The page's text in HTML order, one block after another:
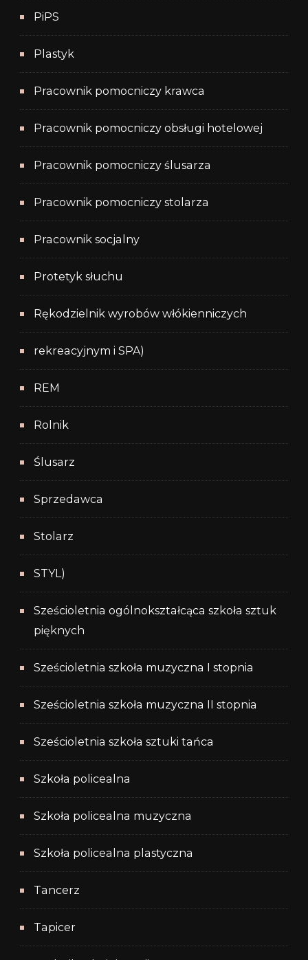
PiPS
Plastyk
Pracownik pomocniczy krawca
Pracownik pomocniczy obsługi hotelowej
Pracownik pomocniczy ślusarza
Pracownik pomocniczy stolarza
Pracownik socjalny
Protetyk słuchu
Rękodzielnik wyrobów włókienniczych
rekreacyjnym i SPA)
REM
Rolnik
Ślusarz
Sprzedawca
Stolarz
STYL)
Sześcioletnia ogólnokształcąca szkoła sztuk
pięknych
Sześcioletnia szkoła muzyczna I stopnia
Sześcioletnia szkoła muzyczna II stopnia
Sześcioletnia szkoła sztuki tańca
Szkoła policealna
Szkoła policealna muzyczna
Szkoła policealna plastyczna
Tancerz
Tapicer